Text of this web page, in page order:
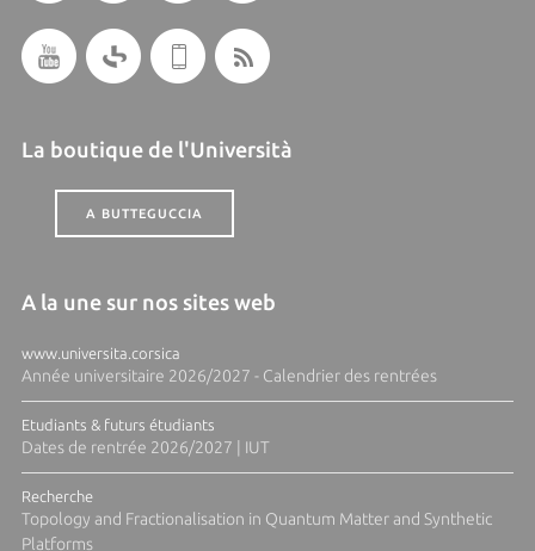
La boutique de l'Università
A BUTTEGUCCIA
A la une sur nos sites web
www.universita.corsica
Année universitaire 2026/2027 - Calendrier des rentrées
Etudiants & futurs étudiants
Dates de rentrée 2026/2027 | IUT
Recherche
Topology and Fractionalisation in Quantum Matter and Synthetic
Platforms